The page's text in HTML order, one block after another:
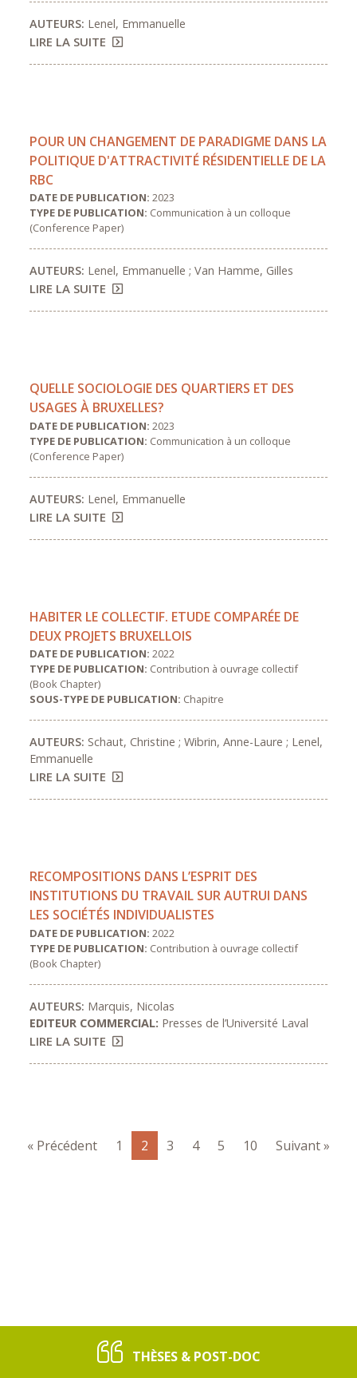
AUTEURS: Lenel, Emmanuelle
LIRE LA SUITE
POUR UN CHANGEMENT DE PARADIGME DANS LA
POLITIQUE D'ATTRACTIVITÉ RÉSIDENTIELLE DE LA
RBC
DATE DE PUBLICATION:2023
TYPE DE PUBLICATION: Communication à un colloque
(Conference Paper)
AUTEURS: Lenel, Emmanuelle ; Van Hamme, Gilles
LIRE LA SUITE
QUELLE SOCIOLOGIE DES QUARTIERS ET DES
USAGES À BRUXELLES?
DATE DE PUBLICATION:2023
TYPE DE PUBLICATION: Communication à un colloque
(Conference Paper)
AUTEURS: Lenel, Emmanuelle
LIRE LA SUITE
HABITER LE COLLECTIF. ETUDE COMPARÉE DE
DEUX PROJETS BRUXELLOIS
DATE DE PUBLICATION:2022
TYPE DE PUBLICATION: Contribution à ouvrage collectif
(Book Chapter)
SOUS-TYPE DE PUBLICATION: Chapitre
AUTEURS:Schaut, Christine ; Wibrin, Anne-Laure ; Lenel,
Emmanuelle
LIRE LA SUITE
RECOMPOSITIONS DANS L’ESPRIT DES
INSTITUTIONS DU TRAVAIL SUR AUTRUI DANS
LES SOCIÉTÉS INDIVIDUALISTES
DATE DE PUBLICATION:2022
TYPE DE PUBLICATION: Contribution à ouvrage collectif
(Book Chapter)
AUTEURS: Marquis, Nicolas
EDITEUR COMMERCIAL: Presses de l’Université Laval
LIRE LA SUITE
« Précédent 1 2 3 4 5 10 Suivant »
THÈSES & POST-DOC